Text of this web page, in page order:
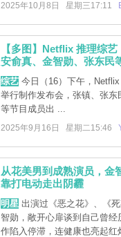
2025年10月8日 星期三17:11
【多图】Netflix 推理综
安俞真、金智勋、张东民
综艺今日（16）下午，Netflix
举行制作发布会，张镇、张
等节目成员出 ...
2025年9月16日 星期二15:46
从花美男到成熟演员，金
靠打电动走出阴霾
明星出演过《恶之花》、《
智勋，敞开心扉谈到自己曾
作陷入停滞，连健康也亮起红